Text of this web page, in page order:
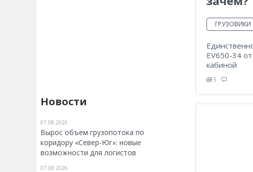
Новости
07.08.2026
Вырос объем грузопотока по
коридору «Север-Юг»: новые
возможности для логистов
07.08.2026
ГРУЗОВИКИ
EV650-34
кабиной
5